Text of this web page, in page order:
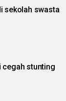
sekolah swasta
cegah stunting